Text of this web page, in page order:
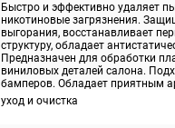
Быстро и эффективно удаляет
никотиновые загрязнения.
выгорания, восстанавливает
структуру, обладает
Предназначен для обработки
виниловых деталей салона.
бамперов. Обладает приятным
уход и очистка